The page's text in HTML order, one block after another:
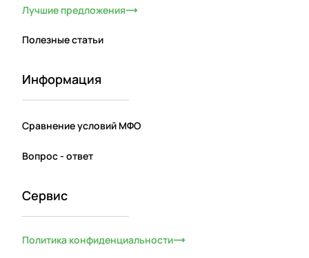
Лучшие предложения
Полезные статьи
Информация
Сравнение условий МФО
Вопрос - ответ
Сервис
Политика конфиденциальности